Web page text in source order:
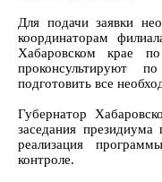
Для подачи заявки
координаторам
Хабаровском крае
проконсультируют
подготовить все
Губернатор
заседания президиума
реализация
контроле.